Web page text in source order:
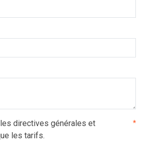
les directives générales et
les tarifs.
*